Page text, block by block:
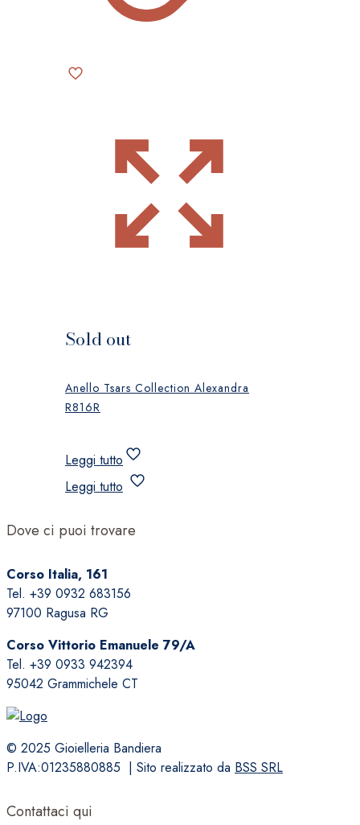
Sold out
Anello Tsars Collection Alexandra
R816R
Leggi tutto
Leggi tutto
Dove ci puoi trovare
Corso Italia, 161
Tel. +39 0932 683156
97100 Ragusa RG
Corso Vittorio Emanuele 79/A
Tel. +39 0933 942394
95042 Grammichele CT
© 2025 Gioielleria Bandiera
P.IVA:01235880885 | Sito realizzato da BSS SRL
Contattaci qui